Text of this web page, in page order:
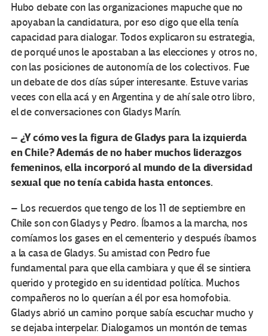
Hubo debate con las organizaciones mapuche que no
apoyaban la candidatura, por eso digo que ella tenía
capacidad para dialogar. Todos explicaron su estrategia,
de porqué unos le apostaban a las elecciones y otros no,
con las posiciones de autonomía de los colectivos. Fue
un debate de dos días súper interesante. Estuve varias
veces con ella acá y en Argentina y de ahí sale otro libro,
el de conversaciones con Gladys Marín.
– ¿Y cómo ves la figura de Gladys para la izquierda
en Chile? Además de no haber muchos liderazgos
femeninos, ella incorporó al mundo de la diversidad
sexual que no tenía cabida hasta entonces.
– Los recuerdos que tengo de los 11 de septiembre en
Chile son con Gladys y Pedro. Íbamos a la marcha, nos
comíamos los gases en el cementerio y después íbamos
a la casa de Gladys. Su amistad con Pedro fue
fundamental para que ella cambiara y que él se sintiera
querido y protegido en su identidad política. Muchos
compañeros no lo querían a él por esa homofobia.
Gladys abrió un camino porque sabía escuchar mucho y
se dejaba interpelar. Dialogamos un montón de temas